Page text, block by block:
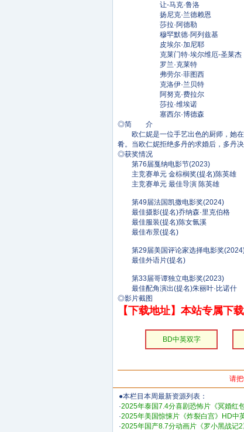
让-马克·鲁洛
扬尼克·兰德赖恩
莎拉·阿德勒
穆罕默德·阿列兹基
皮埃尔·加尼耶
克莱门特·埃尔维厄-圣莱杰
罗兰·克莱特
弗劳尔·菲图西
克洛伊·兰贝特
阿努克·费拉尔
莎拉·维埃诺
塞西尔·博德森
◎简 介
欧仁妮是一位手艺出色的厨师，她在
肴。当欧仁妮拒绝多丹的求婚后，多丹决
◎获奖情况
第76届戛纳电影节(2023)
主竞赛单元 金棕榈奖(提名)陈英雄
主竞赛单元 最佳导演 陈英雄
第49届法国凯撒电影奖(2024)
最佳摄影(提名)乔纳森·里克伯格
最佳服装(提名)陈女氤溪
最佳布景(提名)
第29届美国评论家选择电影奖
最佳外语片(提名)
第33届哥谭独立电影奖(2023)
最佳配角演出(提名)朱丽叶·比诺什
◎影片截图
【下载地址】本站专属下
BD中英双字
请
●本栏目本周最新资源列表：
·2025年泰国7.4分喜剧恐怖片《冥婚红
·2025年美国惊悚片《炸裂白宫》HD中
·2025年国产8.7分动画片《罗小黑战记